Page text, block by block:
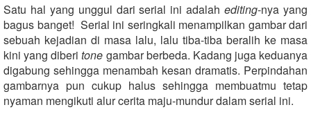
Satu hal yang unggul dari serial ini adalahediting-nya yang
bagus banget! Serial ini seringkali menampilkan gambar dari
sebuah kejadian di masa lalu, lalu tiba-tiba beralih ke masa
kini yang diberitone gambar berbeda. Kadang juga keduanya
digabung sehingga menambah kesan dramatis. Perpindahan
gambarnya pun cukup halus sehingga membuatmu tetap
nyaman mengikuti alur cerita maju-mundur dalam serial ini.